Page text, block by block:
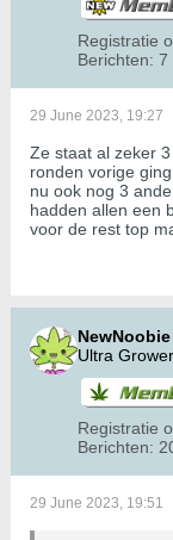
Registratie
Berichten: 7
29 June 2023, 19:27
Ze staat al zeker
ronden vorige
nu ook nog 3
hadden allen een
voor de rest top
NewNoobie
Ultra Grower
Registratie
Berichten:
29 June 2023, 19:51